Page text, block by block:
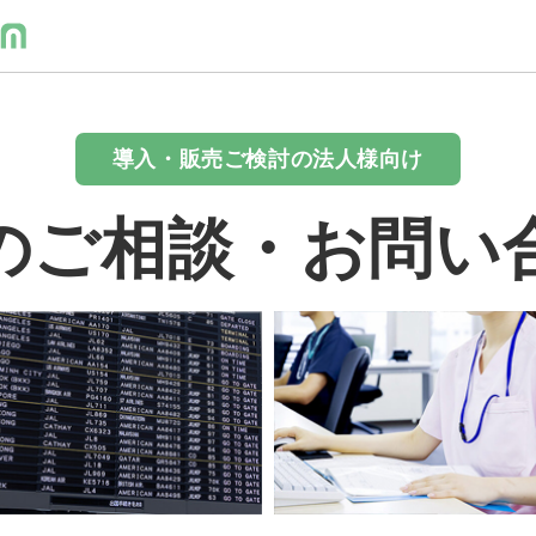
導入・販売ご検討の法人様向け
ご相談・お問い